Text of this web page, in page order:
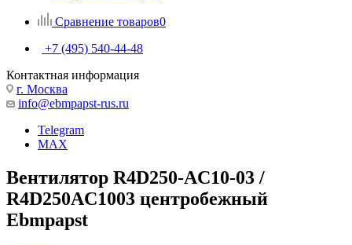
Сравнение товаров0
+7 (495) 540-44-48
Контактная информация
г. Москва
info@ebmpapst-rus.ru
Telegram
MAX
Вентилятор R4D250-AC10-03 /
R4D250AC1003 центробежный
Ebmpapst